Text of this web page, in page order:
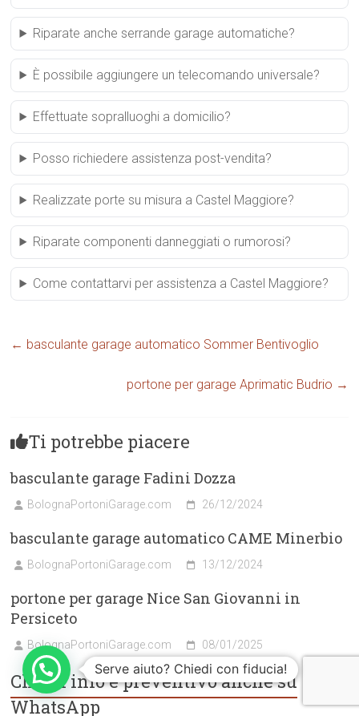
Riparate anche serrande garage automatiche?
È possibile aggiungere un telecomando universale?
Effettuate sopralluoghi a domicilio?
Posso richiedere assistenza post-vendita?
Realizzate porte su misura a Castel Maggiore?
Riparate componenti danneggiati o rumorosi?
Come contattarvi per assistenza a Castel Maggiore?
← basculante garage automatico Sommer Bentivoglio
portone per garage Aprimatic Budrio →
Ti potrebbe piacere
basculante garage Fadini Dozza
BolognaPortoniGarage.com 26/12/2024
basculante garage automatico CAME Minerbio
BolognaPortoniGarage.com 13/12/2024
portone per garage Nice San Giovanni in
Persiceto
BolognaPortoniGarage.com 08/01/2025
Chiedi info e preventivo anche su
WhatsApp
Serve aiuto? Chiedi con fiducia!